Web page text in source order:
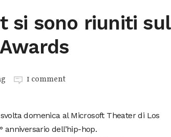
si sono riuniti sul
1 comment
domenica al Microsoft Theater di Los
anniversario dell’hip-hop.